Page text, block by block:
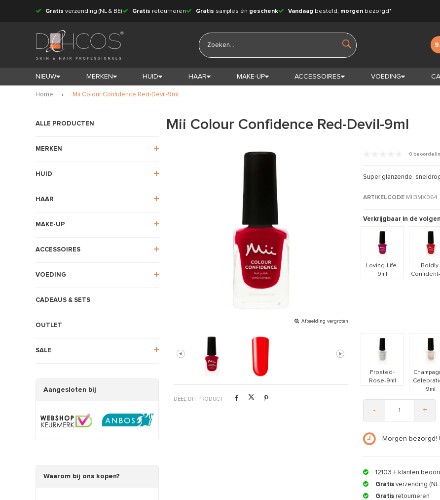
Gratis verzending (NL & BE) Gratis retourneren Gratis samples én geschenk Vandaag besteld, morgen bezorgd*
NIEUW MERKEN HUID HAAR MAKE-UP ACCESSOIRES VOEDING
Home Mii Colour Confidence Red-Devil-9ml
ALLE PRODUCTEN
MERKEN
HUID
HAAR
MAKE-UP
ACCESSOIRES
VOEDING
CADEAUS & SETS
OUTLET
SALE
Aangesloten bij
Waarom bij ons kopen?
Mii Colour Confidence Red-Devil-9ml
Afbeelding vergroten
DEEL DIT PRODUCT
0
Super glanzende,
ARTIKELCODE MII3MX064
Verkrijgbaar in de
Loving-Life-
9ml
Boldly-
Confident-
Frosted-
Rose-9ml
9ml
- +
Morgen
12103 + klanten
Gratis verzending (NL
Gratis retourneren